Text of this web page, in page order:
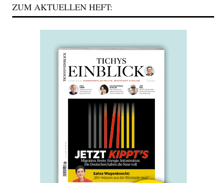
ZUM AKTUELLEN HEFT: